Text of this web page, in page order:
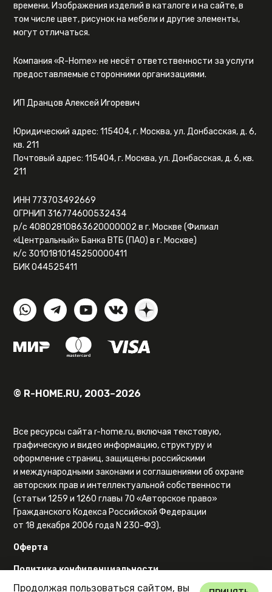
времени. Изображения изделий в каталоге и на сайте, в
том числе цвет, рисунок на мебели и другие элементы,
могут отличаться.
Компания «R-Home» не несёт ответственности за услуги
предоставляемые сторонними организациями.
ИП Дранцов Алексей Игоревич
Юридический адрес: 115404, г. Москва, ул. Донбасская, д. 6,
кв. 211
Почтовый адрес: 115404, г. Москва, ул. Донбасская, д. 6, кв.
211
ИНН 773703492669
ОГРНИП 316774600532434
р/с 40802810863620000002 в г. Москве (Филиал
«Центральный» Банка ВТБ (ПАО) в г. Москве)
к/с 30101810145250000411
БИК 044525411
© R-HOME.RU, 2003–2026
Все ресурсы сайта r-home.ru, включая текстовую,
графическую и видео информацию, структуру и
оформление страниц, защищены российскими
и международными законами и соглашениями об охране
авторских прав и интеллектуальной собственности
(статьи 1259 и 1260 главы 70 «Авторское право»
Гражданского Кодекса Российской Федерации
от 18 декабря 2006 года N 230-ФЗ).
Оферта
Политика конфиденциальности
Продолжая пользоваться сайтом, вы